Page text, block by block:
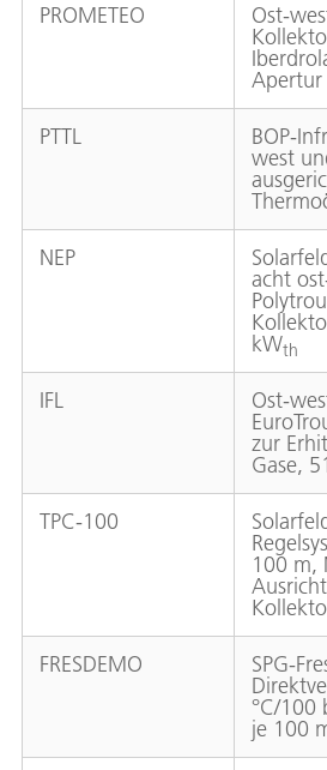
PROMETEO Ost-
PTTL BOP-
west
NEP
acht
kWth
IFL Ost-
zur
Gase,
TPC-100
100 m,
FRESDEMO SPG-
°C/100
je 100